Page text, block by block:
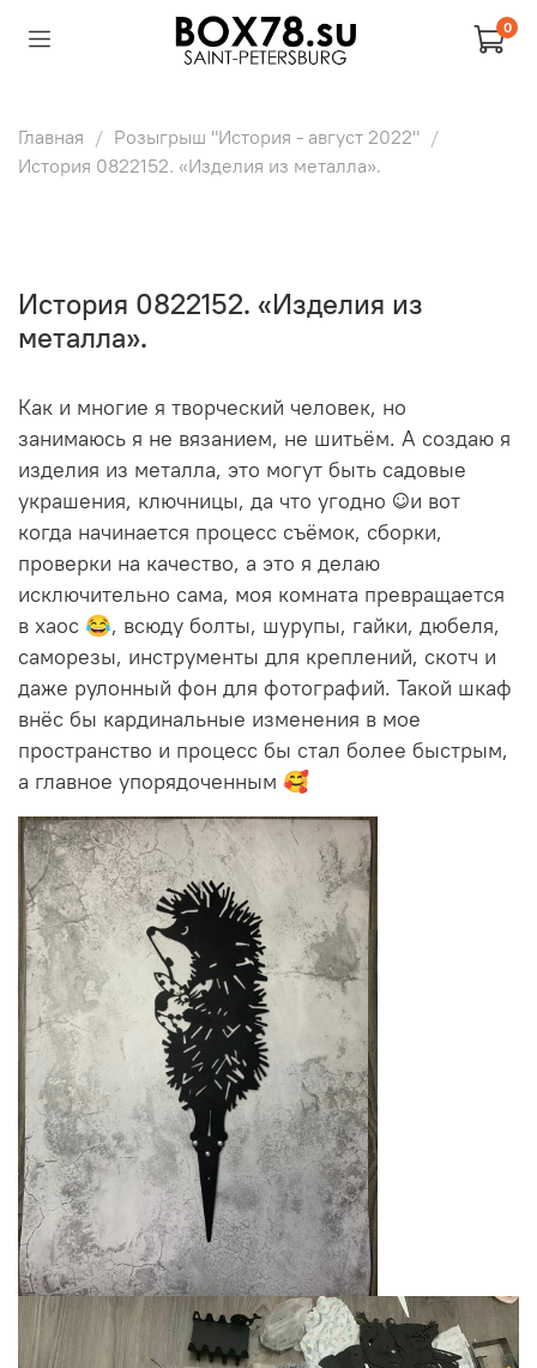
0
Главная
Розыгрыш "История - август 2022"
История 0822152. «Изделия из металла».
История 0822152. «Изделия из
металла».
Как и многие я творческий человек, но
занимаюсь я не вязанием, не шитьём. А создаю я
изделия из металла, это могут быть садовые
украшения, ключницы, да что угодно ☺️и вот
когда начинается процесс съёмок, сборки,
проверки на качество, а это я делаю
исключительно сама, моя комната превращается
в хаос 😂, всюду болты, шурупы, гайки, дюбеля,
саморезы, инструменты для креплений, скотч и
даже рулонный фон для фотографий. Такой шкаф
внёс бы кардинальные изменения в мое
пространство и процесс бы стал более быстрым,
а главное упорядоченным 🥰